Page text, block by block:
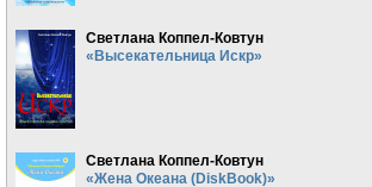
Светлана Коппел-Ковтун
«Высекательница Искр»
Светлана Коппел-Ковтун
«Жена Океана (DiskBook)»